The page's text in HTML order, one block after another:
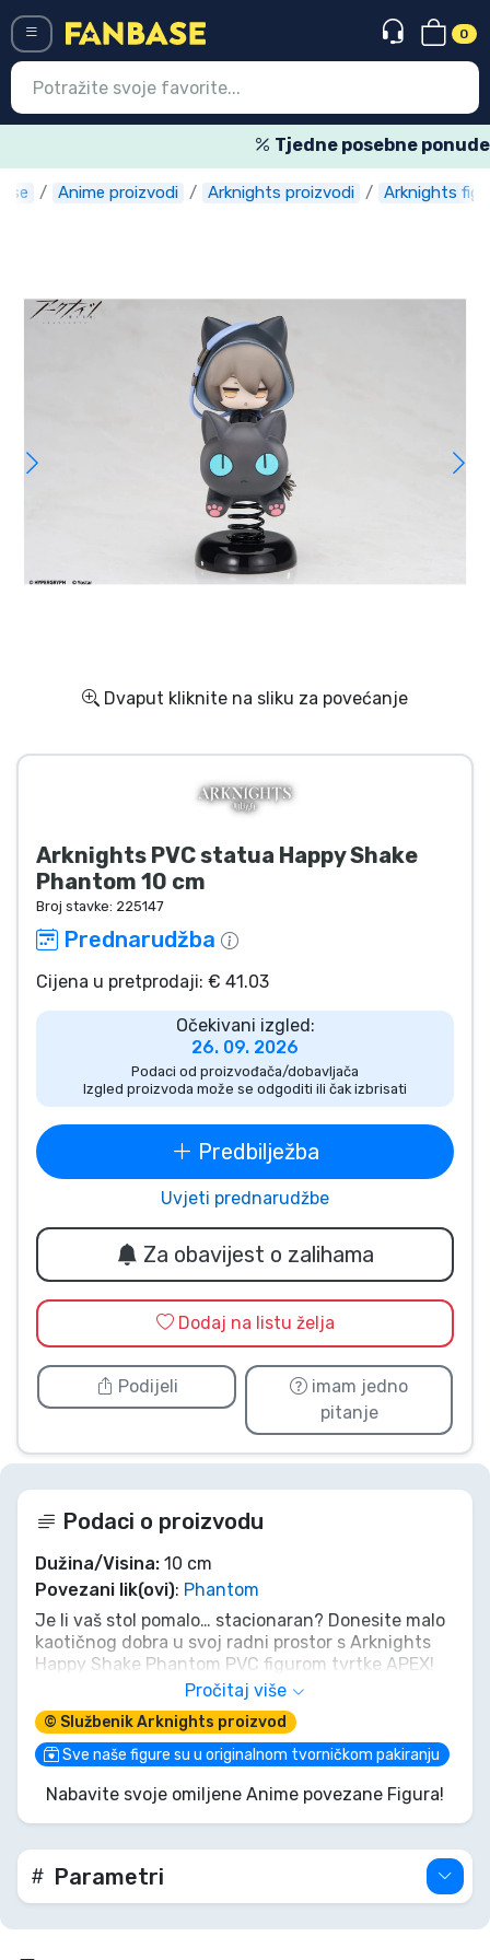
0
Tjedne posebne ponude
Anime proizvodi Arknights proizvodi Arknights
Dvaput kliknite na sliku za povećanje
Arknights PVC statua Happy Shake
Phantom 10 cm
Broj stavke: 225147
Prednarudžba
Cijena u pretprodaji: € 41.03
Očekivani izgled:
26. 09. 2026
Podaci od proizvođača/dobavljača
Izgled proizvoda može se odgoditi ili čak izbrisati
Predbilježba
Uvjeti prednarudžbe
Za obavijest o zalihama
Dodaj na listu želja
Podijeli
imam jedno
pitanje
Podaci o proizvodu
Dužina/Visina: 10 cm
Povezani lik(ovi): Phantom
Je li vaš stol pomalo… stacionaran? Donesite malo
kaotičnog dobra u svoj radni prostor s Arknights
Happy Shake Phantom PVC figurom tvrtke APEX!
Ovaj 10 cm Phantom, u svojoj preslatkoj mačjoj
maski, spreman je poskakivati i kretati se u vaše
srce (i vašu kolekciju). Ne dopustite da vam ovaj
neuhvatljivi operater isklizne kroz prste – dodajte
dašak šarma Rhodes Islanda i razigrane misterije u
svoj život danas! Savršeno je očaravajuć.
Pročitaj više
© Službenik Arknights proizvod
Sve naše figure su u originalnom tvorničkom pakiranju
Nabavite svoje omiljene Anime povezane Figura!
Parametri
Ulazak Registracija
Akcija
Ekspresna dostava
Outlet proizvodi
Dostava i plaćanje
TV serija proizvodi
Crtani proizvodi
Anime proizvodi
Gamer proizvodi
Sportski proizvodi
Glazbeni proizvodi
Vrste proizvoda